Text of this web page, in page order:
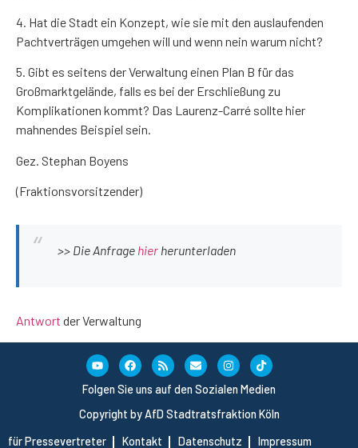
4. Hat die Stadt ein Konzept, wie sie mit den auslaufenden
Pachtverträgen umgehen will und wenn nein warum nicht?
5. Gibt es seitens der Verwaltung einen Plan B für das
Großmarktgelände, falls es bei der Erschließung zu
Komplikationen kommt? Das Laurenz-Carré sollte hier
mahnendes Beispiel sein.
Gez. Stephan Boyens
(Fraktionsvorsitzender)
>> Die Anfrage hier herunterladen
Antwort der Verwaltung
Copyright by AfD Stadtratsfraktion Köln
für Pressevertreter Kontakt Datenschutz Impressum
Folgen Sie uns auf den Sozialen Medien